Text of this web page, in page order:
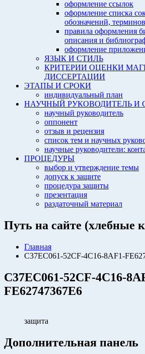
оформление ссылок
оформление списка
обозначений, терминов
правила оформления
описания и
оформление
ЯЗЫК И СТИЛЬ
КРИТЕРИИ ОЦЕНКИ
ДИССЕРТАЦИИ
ЭТАПЫ И СРОКИ
индивидуальный план
НАУЧНЫЙ РУКОВОДИТЕЛЬ И
научный руководитель
оппонент
отзыв и рецензия
список тем и научных
научные руководители:
ПРОЦЕДУРЫ
выбор и утверждение темы
допуск к защите
процедура защиты
презентация
раздаточный материал
Путь на сайте (хлебные
Главная
C37EC061-52CF-4C16-8AF1-
C37EC061-52CF-4C16-
FE62747367E6
защита
Дополнительная панель